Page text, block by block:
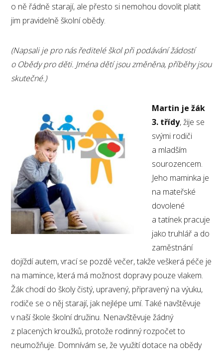
o ně řádně starají, ale přesto si nemohou dovolit platit
jim pravidelně školní obědy.
(Napsali je pro nás ředitelé škol při podávání žádostí
o Obědy pro děti. Jména dětí jsou změněna, příběhy jsou
skutečné.)
Martin je žák
3. třídy, žije se
svými rodiči
a mladším
sourozencem.
Jeho maminka je
na mateřské
dovolené
a tatínek pracuje
jako truhlář a do
zaměstnání
dojíždí autem, vrací se pozdě večer, takže veškerá péče je
na mamince, která má možnost dopravy pouze vlakem.
Žák chodí do školy čistý, upravený, připravený na výuku,
rodiče se o něj starají, jak nejlépe umí. Také navštěvuje
v naší škole školní družinu. Nenavštěvuje žádný
z placených kroužků, protože rodinný rozpočet to
neumožňuje. Domnívám se, že využití dotace na obědy